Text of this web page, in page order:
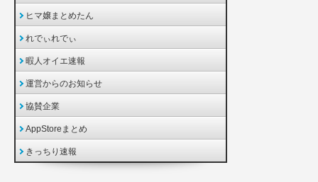
ヒマ嬢まとめたん
れでぃれでぃ
暇人オイエ速報
運営からのお知らせ
協賛企業
AppStoreまとめ
きっちり速報